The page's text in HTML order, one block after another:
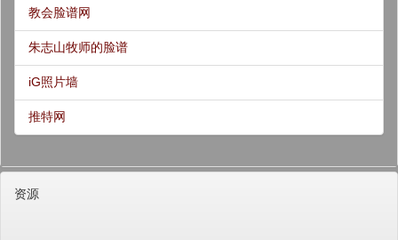
教会脸谱网
朱志山牧师的脸谱
iG照片墙
推特网
资源